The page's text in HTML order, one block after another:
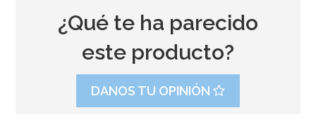
¿Qué te ha parecido
este producto?
DANOS TU OPINIÓN